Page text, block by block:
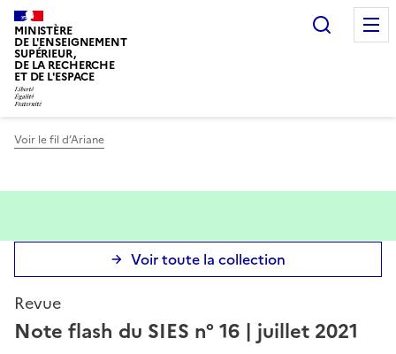
MINISTÈRE
DE L'ENSEIGNEMENT
SUPÉRIEUR,
DE LA RECHERCHE
ET DE L'ESPACE
Voir le fil d’Ariane
Revue
Note flash du SIES n° 16 | juillet 2021
Voir toute la collection
Panneau de gestion des cookies